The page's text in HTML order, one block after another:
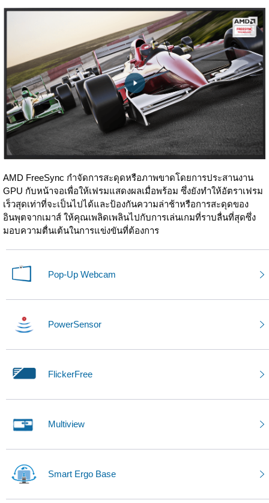
AMD FreeSync กำจัดการสะดุดหรือภาพขาดโดยการประสานงาน
GPU กับหน้าจอเพื่อให้เฟรมแสดงผลเมื่อพร้อม ซึ่งยังทำให้อัตราเฟรม
เร็วสุดเท่าที่จะเป็นไปได้และป้องกันความล่าช้าหรือการสะดุดของ
อินพุตจากเมาส์ ให้คุณเพลิดเพลินไปกับการเล่นเกมที่ราบลื่นที่สุดซึ่ง
มอบความตื่นเต้นในการแข่งขันที่ต้องการ
Pop-Up Webcam
PowerSensor
FlickerFree
Multiview
Smart Ergo Base